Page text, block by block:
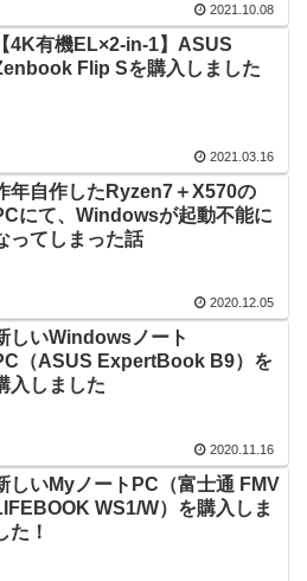
2021.10.08
【4K有機EL×2-in-1】ASUS
Flip Sを購入しました
2021.03.16
年自作したRyzen7＋X570の
にて、Windowsが起動不能に
ってしまった話
2020.12.05
しいWindowsノート
（ASUS ExpertBook B9）を
入しました
2020.11.16
しいMyノートPC（富士通 FMV
WS1/W）を購入しま
た！